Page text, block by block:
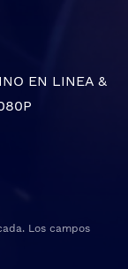
EN LINEA &
Los campos